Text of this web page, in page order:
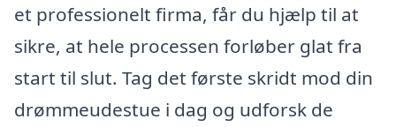
et professionelt firma, får du hjælp til at
sikre, at hele processen forløber glat fra
start til slut. Tag det første skridt mod din
drømmeudestue i dag og udforsk de